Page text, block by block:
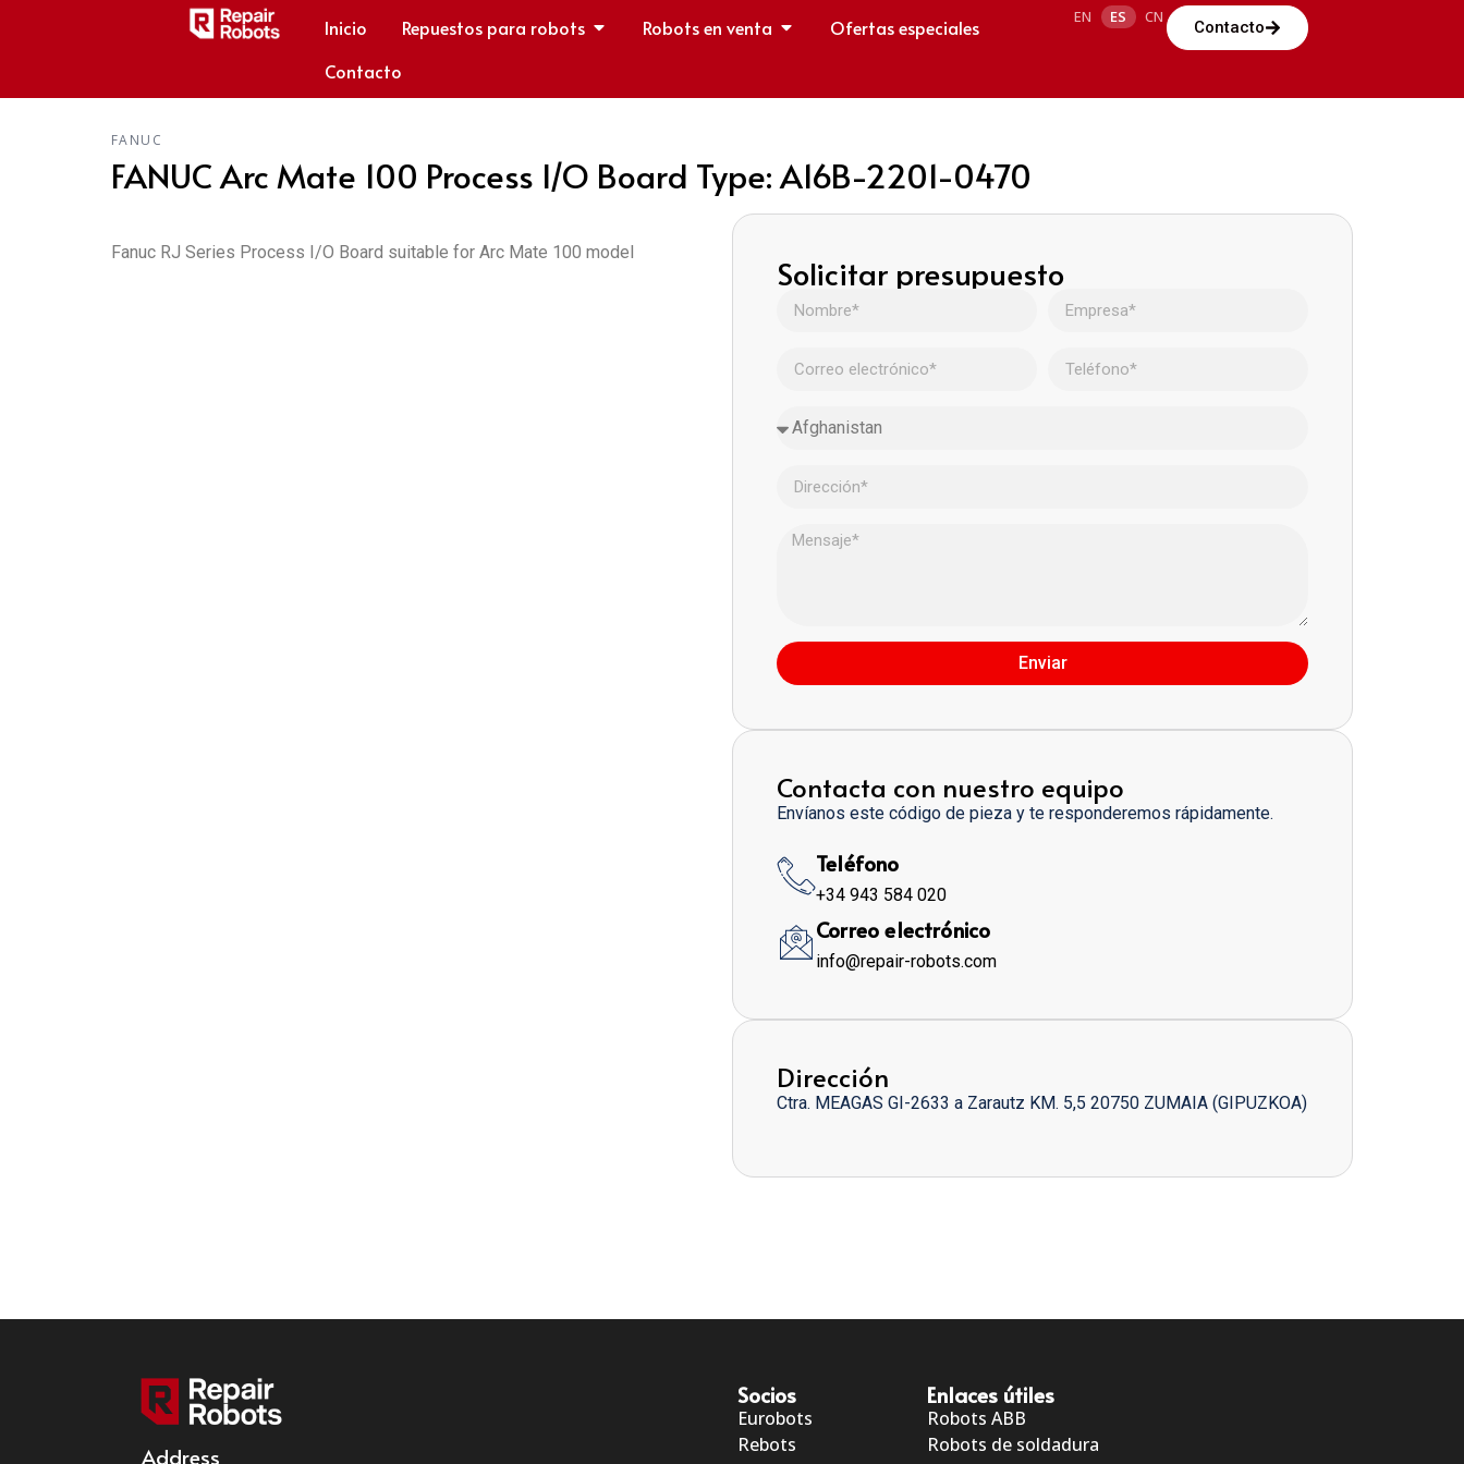
Inicio Repuestos para robots Robots en venta
Ofertas especiales
Contacto
EN ES CN
Contacto
FANUC
FANUC Arc Mate 100 Process I/O Board Type: A16B-2201-0470
Fanuc RJ Series Process I/O Board suitable for Arc Mate 100 model Solicitar presupuesto
Enviar
Contacta con nuestro equipo
Envíanos este código de pieza y te responderemos rápidamente.
Teléfono
+34 943 584 020
Correo electrónico
info@repair-robots.com
Dirección
Ctra. MEAGAS GI-2633 a Zarautz KM. 5,5 20750 ZUMAIA (GIPUZKOA)
Address
Socios
Eurobots
Rebots
Enlaces útiles
Robots ABB
Robots de soldadura